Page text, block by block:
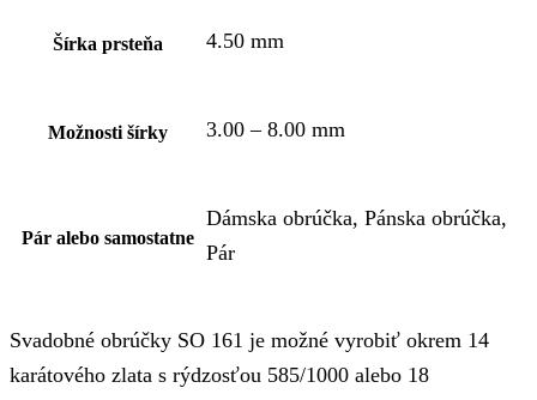
Šírka prsteňa 4.50 mm
Možnosti šírky 3.00 – 8.00 mm
Pár alebo samostatne
Dámska obrúčka, Pánska obrúčka,
Pár
Svadobné obrúčky SO 161 je možné vyrobiť okrem 14
karátového zlata s rýdzosťou 585/1000 alebo 18